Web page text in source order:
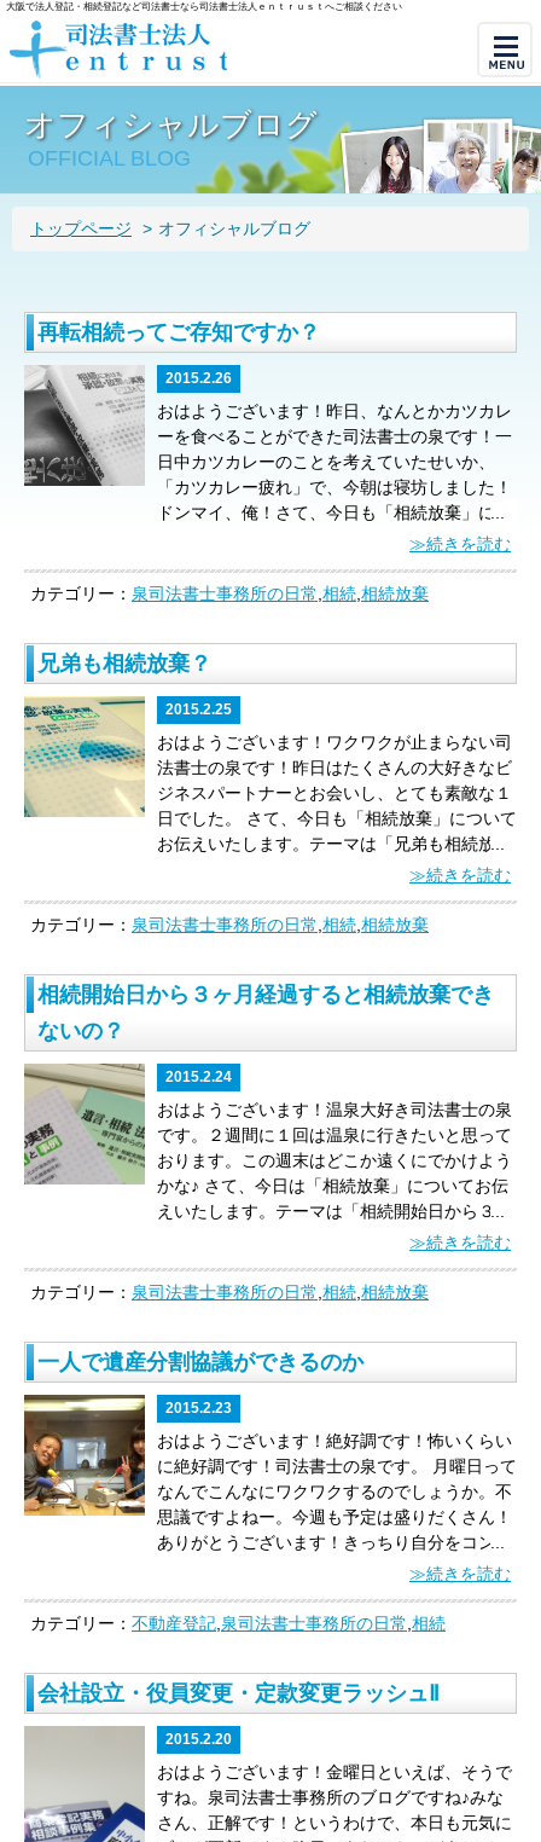
大阪で法人登記・相続登記など司法書士なら司法書士法人ｅｎｔｒｕｓｔへご相談ください
オフィシャルブログ
OFFICIAL BLOG
トップページ > オフィシャルブログ
再転相続ってご存知ですか？
2015.2.26
おはようございます！昨日、なんとかカツカレ
ーを食べることができた司法書士の泉です！一
日中カツカレーのことを考えていたせいか、
「カツカレー疲れ」で、今朝は寝坊しました！
ドンマイ、俺！ さて、今日も「相続放棄」につ
テーマは「再転相続っ
かくいう私も、２年前まで知りませんでした！
相続放棄の事例を交えながらご説明いたしま
す。 【事例概要】
である父Ｂも、Ａの相続について放棄も承認も
しないまま、３ヶ月が経過する直前に亡くなり
ました。私Ｃが、Ａの相続を放棄するについ
て、熟慮期間は、いつの時点からになります
か。（※熟慮期間⇒相続放棄をするかどうかを
決められる期間のこと）少し難しいですかね。
言い換えると、祖父に借金があり、その祖父が
死亡し、お父さんが祖父を相続したけど、相続
に）死亡し、お父さんの子である自分がさらに
「祖父の借金を相続したくない」とき、いつま
なります。
先に死亡していた場合は、「代襲相続」となり
ます。 では、先ほどの事例の場合、Ｃの熟慮期
間はいつの時点からになるでしょうか。「自己
のために相続の開始があったことを知ったと
き」から３ヶ月間という熟慮期間の起算点（ス
タート）はいつになるでしょうか。【民法第９
相続人が相続の承認又は放棄をしない
で死亡したときは、前条第一項の期間（相続の
承認又は放棄をすべき期間）は、その者の相続
った時から起算する。
と定められています。
まり、Ｃにとってはありがたいですよね！
来、Ｃは、Ｂの有するＡの相続人の地位を引き
継ぐことになるので、Ｂの有する熟慮期間内に
Ａの相続の承認・放棄をする必要があります
が、それだと、ＣがＢの熟慮期間の残りの期間
内に承認又は放棄をしなければならず、Ｃにと
っては、すごく不利になってしまいます。 そこ
で、我らの民法様は第９１６条で 「自己のため
に相続の開始を知ったときから起算してもいい
よ♪しゃぁなしやで♪」と定めて下さっているの
です。以上です。いや〜朝からほのぼのブログ
ましたね♪民法フェチの司法書士の泉でし
た！ ＰＳ．今日は昼からはずっと京都です。京
都で会社設立のお客様とお会いします。
楽しみです♪ドッカンドッカン笑いが取れるよ
う、全力を尽くして参ります！
≫続きを読む
カテゴリー： 泉司法書士事務所の日常 相続 相続放棄
兄弟も相続放棄？
2015.2.25
おはようございます！ワクワクが止まらない司
法書士の泉です！ 昨日はたくさんの大好きなビ
ジネスパートナーとお会いし、とても素敵な１
日でした。
さて、今日も「相続放棄」について
お伝えいたします。 テーマは 「兄弟も相続放
最近亡くなられた人
族関係：父は５人兄弟の長男のため、弟が２
ており、その相続人ら（甥姪）が、各３名ずつ
いる。父の両親は既に他界している。 という事
なった段階で、相続人は「母」「長男」の２人
です。これは大丈夫ですね！
で、「母」「長男」が相続放棄をして、裁判所
で受理された場合はどうでしょうか。「相続人
がいない」とはなりません。相続放棄をする
と、相続人の範囲が変わります！ 相続権が、次
の相続人に移ります！ 「次の相続人？」
そうな
のです。相続人には
「順位」があるのです。
（※配偶者は常に相続人です。但
し、「相続人の廃除」「相続欠格」の場合は別
です。）第１順位・・・被相続人の直系卑属
相続人の直系尊属（父母・（父母が既に他界し
ている場合は）祖父母）第３順位・・・兄弟姉
妹（兄弟姉妹のうち、既に他界している兄弟姉
妹がいる場合はその子供（甥姪））
り、今回のケースで、「母」「長男」が相続放
棄をした場合は、直系尊属である父母等は既に
他界しているので、その次順位の兄弟姉妹（甥
姪含む）が相続人となります。したがって、 こ
のような事例で、亡くなった父に負債があった
として、その負債を「誰も相続したくない」と
なった場合は、「母」「長男」がまず相続放棄
をし、その後、「兄弟姉妹（甥姪含む）」も相
についてはこちらをご覧ください
⇒http://www.tenroku-
izumi.com/blogs/archives/1717/
クワクが止まらない司法書士の泉でした！
Ｓ．今日はどうしてもカレーが食べたい。特に
カツカレー！チャンスをつくり、事務所を抜け
出して、こっそりカツカレー食べに行くぞ！！
≫続きを読む
カテゴリー： 泉司法書士事務所の日常 相続 相続放棄
相続開始日から３ヶ月経過すると相続放棄でき
ないの？
2015.2.24
おはようございます！温泉大好き司法書士の泉
です。
２週間に１回は温泉に行きたいと思って
おります。
この週末はどこか遠くにでかけよう
かな♪ さて、今日は「相続放棄」についてお伝
えいたします。 テーマは 「相続開始日から３ヶ
月経過すると相続放棄できないの？」 です。 ま
す。いつでも自由にできるわけではございませ
【民法第９１５条第１項】相続人は、自己の
ために相続の開始があったことを知った時から
三箇月以内に、相続について、単純若しくは限
定の承認又は放棄をしなければならない。ただ
し、この期間は、利害関係人又は検察官の請求
によって、家庭裁判所において、伸長すること
ができる。
つまり、相続をする（相続の承認）
か、しない（相続放棄）かを決めるための調査
期間（「熟慮期間」といいます）を、「自己の
ために相続の開始があったことを知ったときか
す。 ポイントは、「相続開始日から３ヶ月」で
す。 では、この「自己のために相続の開始があ
ったことを知ったとき」とはいつでしょう
か。 判例はこちら
⇒http://www.courts.go.jp/app/hanrei_jp/detail2?
id=52168 最高裁昭和59年4月27日判決（民集
38・6・698、判時1116・29）は、「相続放棄
≫続きを読む
カテゴリー： 泉司法書士事務所の日常 相続 相続放棄
一人で遺産分割協議ができるのか
2015.2.23
おはようございます！ 絶好調です！怖いくらい
に絶好調です！ 司法書士の泉です。
月曜日って
なんでこんなにワクワクするのでしょうか。不
思議ですよねー。 今週も予定は盛りだくさん！
ありがとうございます！ きっちり自分をコント
１人で遺産分
話です。 テーマは「一人で遺産分割協議ができ
しますと…「甲さんが亡くなって、乙さん
（妻）と丙さん（子）が、甲さんの遺産（ここ
では土地・建物）を相続したところ、『遺産分
割協議』をする前に、乙さんが亡くなって、乙
さんの遺産を丙さんが一人で相続した場合に、
甲さんの遺産を直接、丙の名義にすることがで
きるか。」というお話です。みなさんはどう思
≫続きを読む
カテゴリー： 不動産登記 泉司法書士事務所の日常 相続
会社設立・役員変更・定款変更ラッシュⅡ
2015.2.20
おはようございます！ 金曜日といえば、そうで
すね。泉司法書士事務所のブログですね♪みな
さん、正解です！ というわけで、本日も元気に